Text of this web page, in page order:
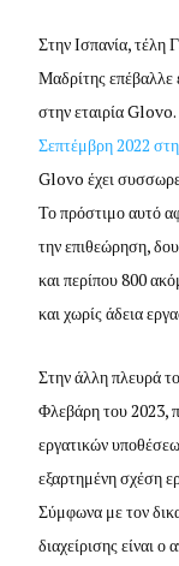
Στην Ισπανία, τέλη
Μαδρίτης
στην εταιρία Glovo.
Σεπτέμβρη 2022
Glovo έχει
Το πρόστιμο αυτό
την επιθεώρηση,
και περίπου 800
και χωρίς άδεια
Στην άλλη πλευρά
Φλεβάρη του 2023,
εργατικών
εξαρτημένη σχέση
Σύμφωνα με τον
διαχείρισης είναι